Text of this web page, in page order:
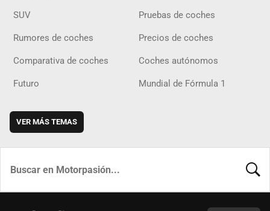
SUV Pruebas de coches
Rumores de coches Precios de coches
Comparativa de coches Coches autónomos
Futuro Mundial de Fórmula 1
VER MÁS TEMAS